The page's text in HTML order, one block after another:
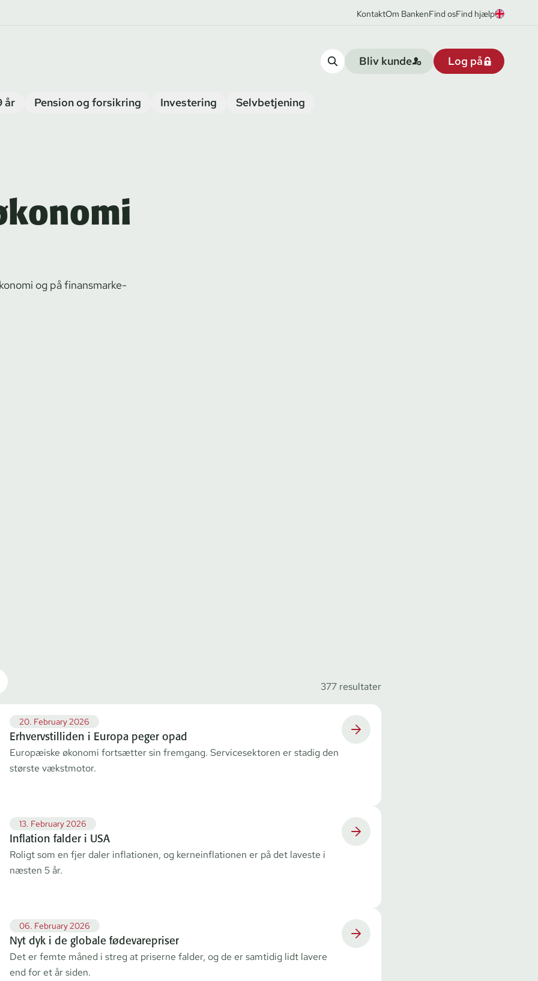
KontaktOm BankenFind osFind hjælp
Bliv kunde Log på
år Pension og forsikring Investering Selvbetjening
og på fi­nans­mar­ke­
377 resultater
20. February 2026
Erhvervstilliden i Europa peger opad
Europæiske økonomi fortsætter sin fremgang. Servicesektoren er stadig den
største vækstmotor.
13. February 2026
Inflation falder i USA
Roligt som en fjer daler inflationen, og kerneinflationen er på det laveste i
næsten 5 år.
06. February 2026
Nyt dyk i de globale fødevarepriser
Det er femte måned i streg at priserne falder, og de er samtidig lidt lavere
end for et år siden.